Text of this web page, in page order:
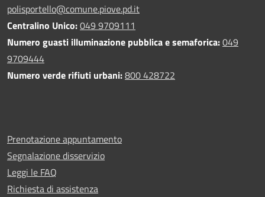
polisportello@comune.piove.pd.it
Centralino Unico:049 9709111
Numero guasti illuminazione pubblica e semaforica:049
9709444
Numero verde rifiuti urbani:800 428722
Prenotazione appuntamento
Segnalazione disservizio
Leggi le FAQ
Richiesta di assistenza